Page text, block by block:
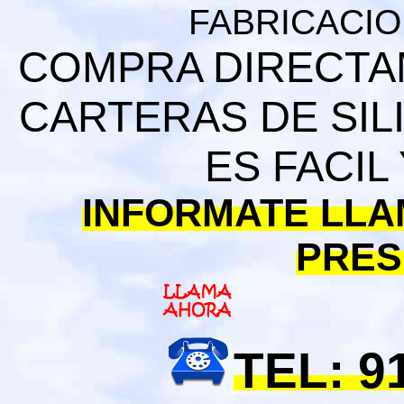
COMPRA
CARTERAS DE
ES
INFORMATE
TEL: